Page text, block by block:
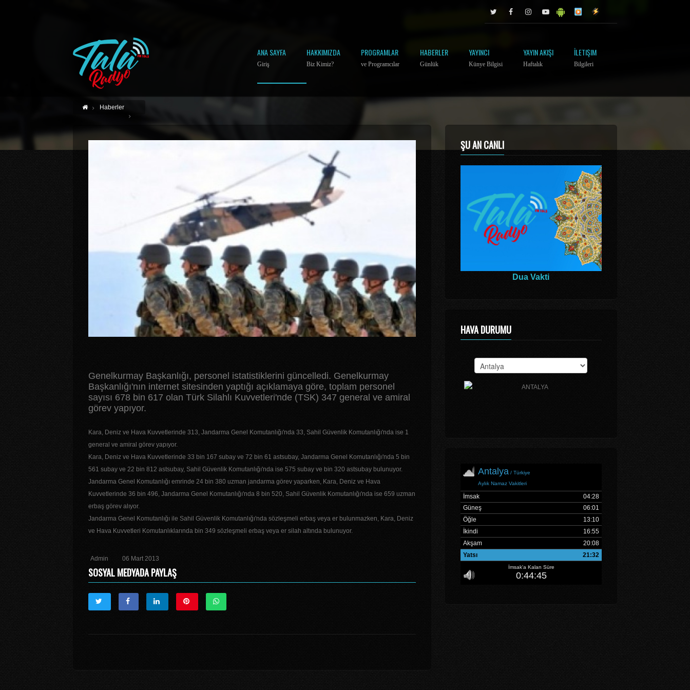
ANA SAYFA
Giriş
HAKKIMIZDA
Biz Kimiz?
PROGRAMLAR
ve Programcılar
HABERLER
Günlük
YAYINCI
Künye Bilgisi
YAYIN AKIŞI
Haftalık
İLETIŞIM
Bilgileri
Haberler
Genelkurmay Başkanlığı, personel istatistiklerini güncelledi. Genelkurmay
Başkanlığı'nın internet sitesinden yaptığı açıklamaya göre, toplam personel
sayısı 678 bin 617 olan Türk Silahlı Kuvvetleri'nde (TSK) 347 general ve amiral
görev yapıyor.
Kara, Deniz ve Hava Kuvvetlerinde 313, Jandarma Genel Komutanlığı'nda 33, Sahil Güvenlik Komutanlığı'nda ise 1
general ve amiral görev yapıyor.
Kara, Deniz ve Hava Kuvvetlerinde 33 bin 167 subay ve 72 bin 61 astsubay, Jandarma Genel Komutanlığı'nda 5 bin
561 subay ve 22 bin 812 astsubay, Sahil Güvenlik Komutanlığı'nda ise 575 subay ve bin 320 astsubay bulunuyor.
Jandarma Genel Komutanlığı emrinde 24 bin 380 uzman jandarma görev yaparken, Kara, Deniz ve Hava
Kuvvetlerinde 36 bin 496, Jandarma Genel Komutanlığı'nda 8 bin 520, Sahil Güvenlik Komutanlığı'nda ise 659 uzman
erbaş görev alıyor.
Jandarma Genel Komutanlığı ile Sahil Güvenlik Komutanlığı'nda sözleşmeli erbaş veya er bulunmazken, Kara, Deniz
ve Hava Kuvvetleri Komutanlıklarında bin 349 sözleşmeli erbaş veya er silah altında bulunuyor.
Admin 06 Mart 2013
SOSYAL MEDYADA PAYLAŞ
ŞU AN CANLI
Dua Vakti
HAVA DURUMU